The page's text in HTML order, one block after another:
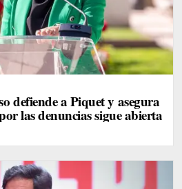
defiende a Piquet y asegura
las denuncias sigue abierta